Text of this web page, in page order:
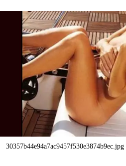
30357b44e94a7ac9457f530e3874b9ec.jpg